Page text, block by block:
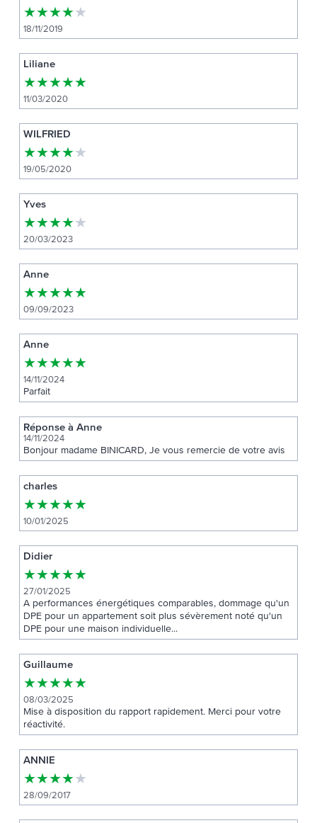
★★★★★
18/11/2019
Liliane
★★★★★
11/03/2020
WILFRIED
★★★★★
19/05/2020
Yves
★★★★★
20/03/2023
Anne
★★★★★
09/09/2023
Anne
★★★★★
14/11/2024
Parfait
Réponse à Anne
14/11/2024
Bonjour madame BINICARD, Je vous remercie de votre avis
charles
★★★★★
10/01/2025
Didier
★★★★★
27/01/2025
A performances énergétiques comparables, dommage qu'un
DPE pour un appartement soit plus sévèrement noté qu'un
DPE pour une maison individuelle...
Guillaume
★★★★★
08/03/2025
Mise à disposition du rapport rapidement. Merci pour votre
réactivité.
ANNIE
★★★★★
28/09/2017